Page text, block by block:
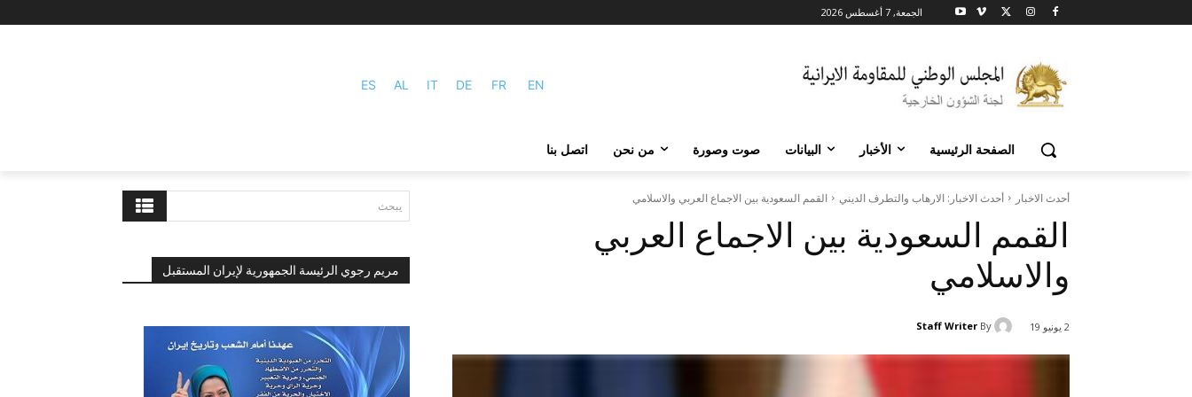
الجمعة, 7 أغسطس 2026
ES AL IT DE FR EN
الصفحة الرئيسية الأخبار البيانات صوت وصورة من نحن اتصل بنا
يبحث
مريم رجوي الرئيسة الجمهورية لإيران المستقبل
أحدث الاخبار أحدث الاخبار: الارهاب والتطرف الديني القمم السعودية بين الاجماع العربي والاسلامي
القمم السعودية بين الاجماع العربي
والاسلامي
2 يونيو 19 By
Staff Writer